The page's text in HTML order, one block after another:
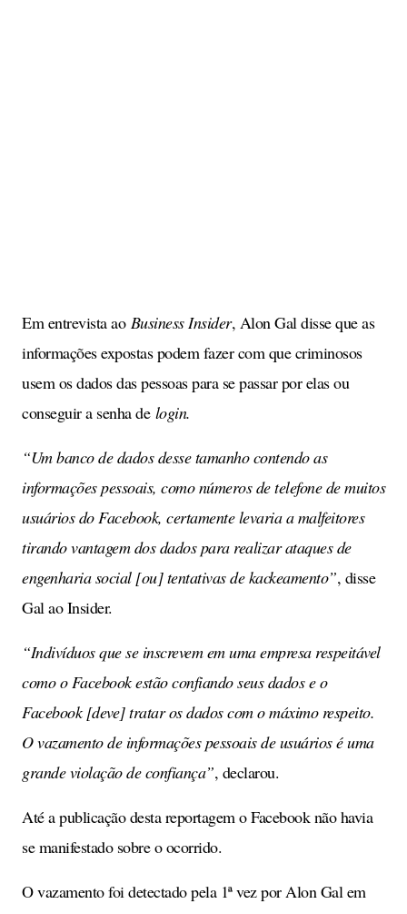
Em entrevista ao Business Insider, Alon Gal disse que as
informações expostas podem fazer com que criminosos
usem os dados das pessoas para se passar por elas ou
conseguir a senha de login.
“Um banco de dados desse tamanho contendo as
informações pessoais, como números de telefone de muitos
usuários do Facebook, certamente levaria a malfeitores
tirando vantagem dos dados para realizar ataques de
engenharia social [ou] tentativas de kackeamento”, disse
Gal ao Insider.
“Indivíduos que se inscrevem em uma empresa respeitável
como o Facebook estão confiando seus dados e o
Facebook [deve] tratar os dados com o máximo respeito.
O vazamento de informações pessoais de usuários é uma
grande violação de confiança”, declarou.
Até a publicação desta reportagem o Facebook não havia
se manifestado sobre o ocorrido.
O vazamento foi detectado pela 1ª vez por Alon Gal em